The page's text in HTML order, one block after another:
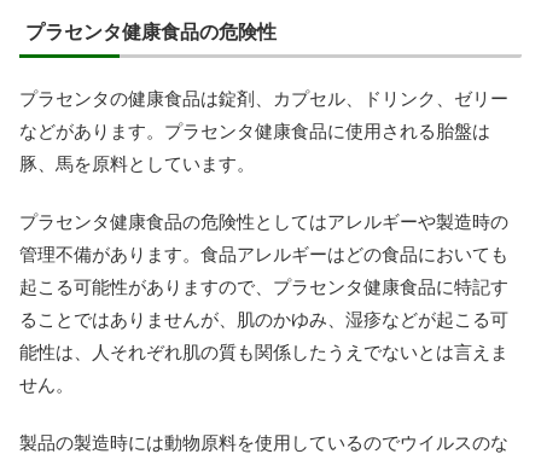
プラセンタ健康食品の危険性
プラセンタの健康食品は錠剤、カプセル、ドリンク、ゼリー
などがあります。プラセンタ健康食品に使用される胎盤は
豚、馬を原料としています。
プラセンタ健康食品の危険性としてはアレルギーや製造時の
管理不備があります。食品アレルギーはどの食品においても
起こる可能性がありますので、プラセンタ健康食品に特記す
ることではありませんが、肌のかゆみ、湿疹などが起こる可
能性は、人それぞれ肌の質も関係したうえでないとは言えま
せん。
製品の製造時には動物原料を使用しているのでウイルスのな